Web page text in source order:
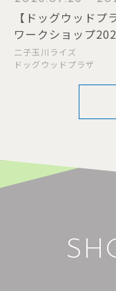
【ドッグウッドプ
スタンプラリー
二子玉川ライズ
ドッグウッドプラザ